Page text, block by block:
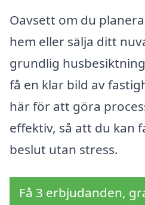
Oavsett om du
hem eller sälja ditt
grundlig
få en klar bild av
här för att göra
effektiv, så att du kan
beslut utan stress.
Få 3 erbjudanden,